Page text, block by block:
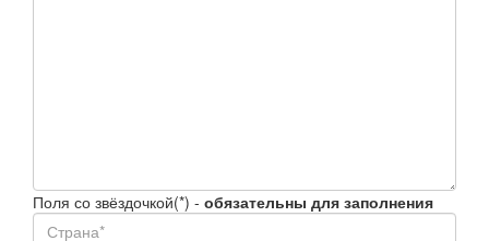
Поля со звёздочкой(*) - обязательны для заполнения